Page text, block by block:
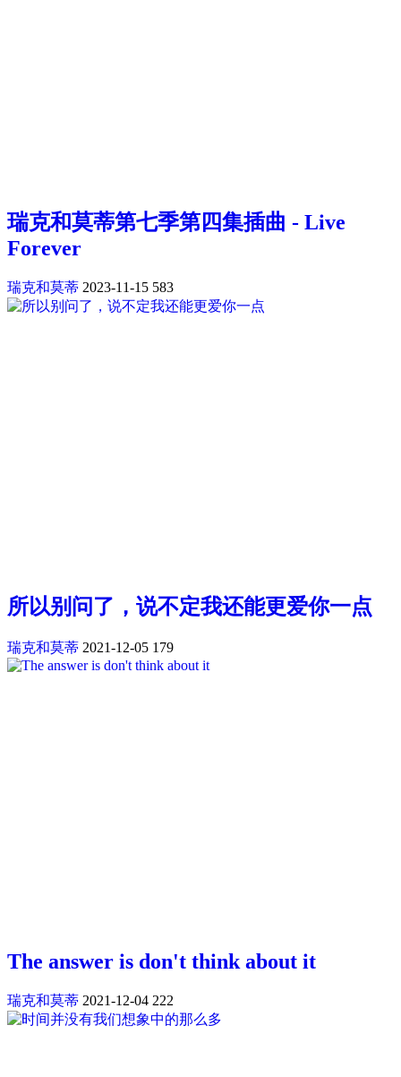
瑞克和莫蒂第七季第四集插曲 - Live
Forever
瑞克和莫蒂 2023-11-15 583
所以别问了，说不定我还能更爱你一点
瑞克和莫蒂 2021-12-05 179
The answer is don't think about it
瑞克和莫蒂 2021-12-04 222